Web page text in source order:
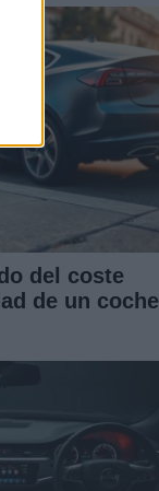
del coste
de un coche